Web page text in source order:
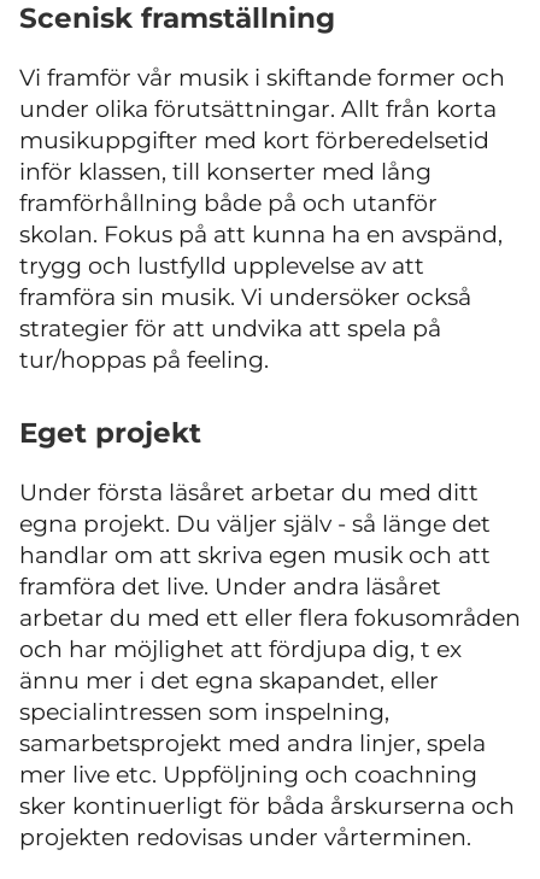
Scenisk framställning
Vi framför vår musik i skiftande former och
under olika förutsättningar. Allt från korta
musikuppgifter med kort förberedelsetid
inför klassen, till konserter med lång
framförhållning både på och utanför
skolan. Fokus på att kunna ha en avspänd,
trygg och lustfylld upplevelse av att
framföra sin musik. Vi undersöker också
strategier för att undvika att spela på
tur/hoppas på feeling.
Eget projekt
Under första läsåret arbetar du med ditt
egna projekt. Du väljer själv - så länge det
handlar om att skriva egen musik och att
framföra det live. Under andra läsåret
arbetar du med ett eller flera fokusområden
och har möjlighet att fördjupa dig, t ex
ännu mer i det egna skapandet, eller
specialintressen som inspelning,
samarbetsprojekt med andra linjer, spela
mer live etc. Uppföljning och coachning
sker kontinuerligt för båda årskurserna och
projekten redovisas under vårterminen.